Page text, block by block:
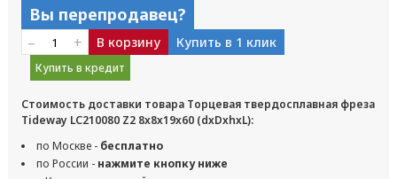
Вы перепродавец?
– + В корзину Купить в 1 клик
Купить в кредит
Стоимость доставки товара Торцевая твердосплавная фреза
Tideway LC210080 Z2 8x8x19x60 (dxDxhxL):
по Москве - бесплатно
по России - нажмите кнопку ниже